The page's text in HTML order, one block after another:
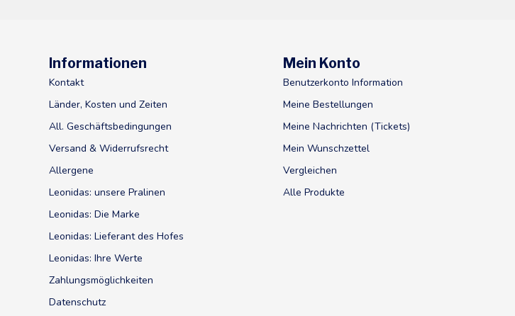
Informationen
Kontakt
Länder, Kosten und Zeiten
All. Geschäftsbedingungen
Versand & Widerrufsrecht
Allergene
Leonidas: unsere Pralinen
Leonidas: Die Marke
Leonidas: Lieferant des Hofes
Leonidas: Ihre Werte
Zahlungsmöglichkeiten
Datenschutz
Mein Konto
Benutzerkonto Information
Meine Bestellungen
Meine Nachrichten (Tickets)
Mein Wunschzettel
Vergleichen
Alle Produkte